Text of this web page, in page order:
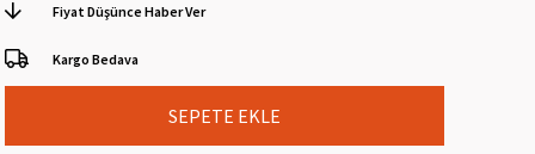
Fiyat Düşünce Haber Ver
Kargo Bedava